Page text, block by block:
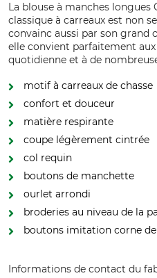
La blouse à manches longues
classique à carreaux est non
convainc aussi par son grand
elle convient parfaitement aux
quotidienne et à de
motif à carreaux de chasse
confort et douceur
matière respirante
coupe légèrement cintrée
col requin
boutons de manchette
ourlet arrondi
broderies au niveau de la
boutons imitation corne
Informations de contact du